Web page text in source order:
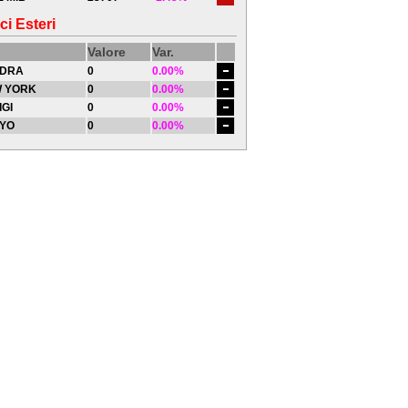
Esteri
Valore Var.
0
0.00%
YORK
0
0.00%
0
0.00%
0 0.00%